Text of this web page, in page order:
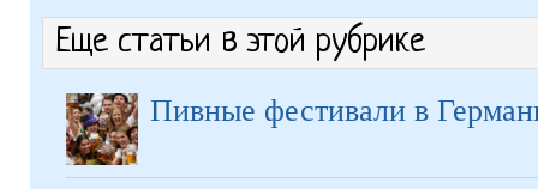
Еще статьи в этой рубрике
Пивные фестивали в